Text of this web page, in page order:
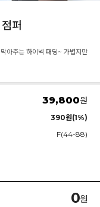
퍼
아주는 하이넥 패딩~ 가볍지만
39,800원
390원(1%)
F(44-88)
0원